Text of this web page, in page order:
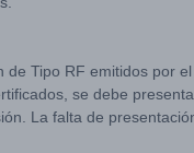
de Tipo RF emitidos por
se debe
La falta de